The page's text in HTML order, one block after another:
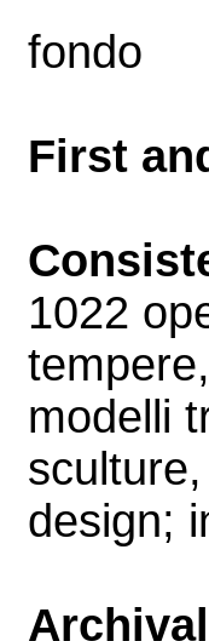
fondo
First
1022
modelli
design;